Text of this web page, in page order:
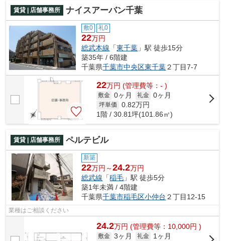
賃貸 | 店舗事務所 ナイスアーバン千葉
敷0 礼0
22万円
総武本線 「東千葉 」駅 徒歩15分
築35年 / 6階建
千葉県千葉市中央区東千葉２丁目7-7
22万円 (管理費等：- )
敷金 0ヶ月 礼金 0ヶ月
坪単価 0.82万円
1階 / 30.81坪(101.86㎡)
賃貸 | 店舗事務所 ペルテビル
新築
22万円～24.2万円
総武線 「稲毛 」駅 徒歩5分
築1年未満 / 4階建
千葉県千葉市稲毛区小仲台 ２丁目12-15
業種はご相談ください
24.2万円 (管理費等：10,000円 )
敷金 3ヶ月 礼金 1ヶ月